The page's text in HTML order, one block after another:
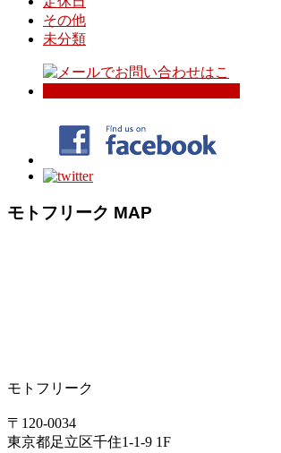
その他
未分類
モトフリーク MAP
モトフリーク
〒120-0034
東京都足立区千住1-1-9 1F